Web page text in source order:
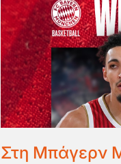
Στη Μπάγερν